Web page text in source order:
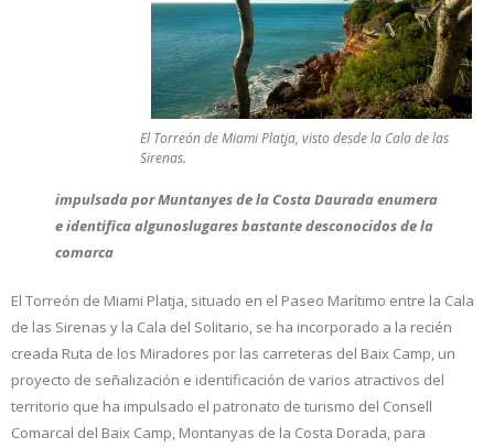
El Torreón de Miami Platja, visto desde la Cala de las
Sirenas.
impulsada por Muntanyes de la Costa Daurada enumera
e identifica algunoslugares bastante desconocidos de la
comarca
El Torreón de Miami Platja, situado en el Paseo Marítimo entre la Cala
de las Sirenas y la Cala del Solitario, se ha incorporado a la recién
creada Ruta de los Miradores por las carreteras del Baix Camp, un
proyecto de señalización e identificación de varios atractivos del
territorio que ha impulsado el patronato de turismo del Consell
Comarcal del Baix Camp, Montanyas de la Costa Dorada, para